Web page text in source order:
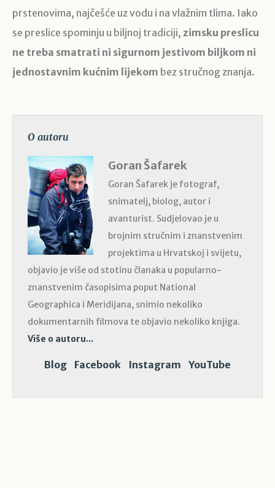
prstenovima, najčešće uz vodu i na vlažnim tlima. Iako
se preslice spominju u biljnoj tradiciji, zimsku preslicu
ne treba smatrati ni sigurnom jestivom biljkom ni
jednostavnim kućnim lijekom bez stručnog znanja.
O autoru
Goran Šafarek
Goran Šafarek je fotograf,
snimatelj, biolog, autor i
avanturist. Sudjelovao je u
brojnim stručnim i znanstvenim
projektima u Hrvatskoj i svijetu,
objavio je više od stotinu članaka u popularno-
znanstvenim časopisima poput National
Geographica i Meridijana, snimio nekoliko
dokumentarnih filmova te objavio nekoliko knjiga.
Više o autoru...
Blog Facebook Instagram YouTube